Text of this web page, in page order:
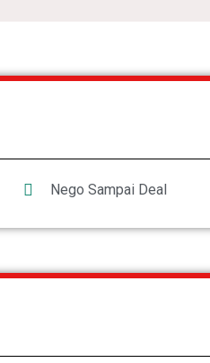
Nego Sampai Deal